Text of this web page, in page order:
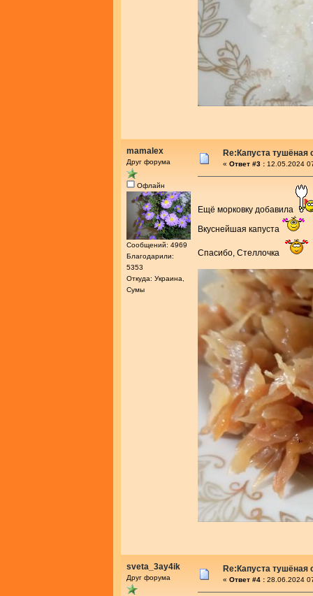
mamalex
Друг форума
Офлайн
Сообщений: 4969
Благодарили:
5353
Откуда: Украина,
Сумы
Re:Капуста
« Ответ #3 : 12.05.2024
Ещё морковку добавила
Вкуснейшая капуста
Спасибо, Стеллочка
sveta_3ay4ik
Друг форума
Re:Капуста
« Ответ #4 : 28.06.2024